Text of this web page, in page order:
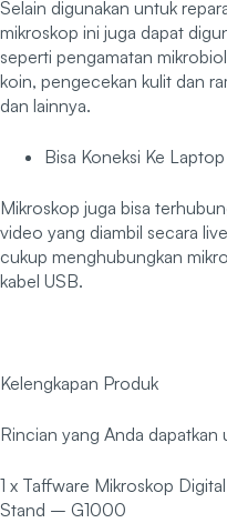
Selain digunakan untuk
mikroskop ini juga dapat
seperti pengamatan
koin, pengecekan kulit dan
dan lainnya.
Bisa Koneksi Ke Laptop
Mikroskop juga bisa
video yang diambil secara
cukup menghubungkan
kabel USB.
Kelengkapan Produk
Rincian yang Anda
1 x Taffware Mikroskop
Stand – G1000